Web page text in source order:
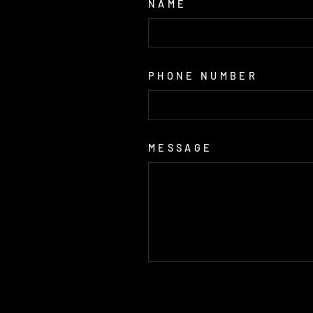
NAME
PHONE NUMBER
MESSAGE